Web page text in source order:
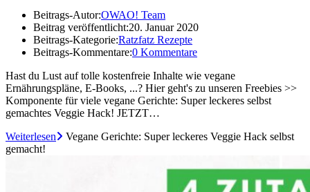
Beitrags-Autor:OWAO! Team
Beitrag veröffentlicht:20. Januar 2020
Beitrags-Kategorie:Ratzfatz Rezepte
Beitrags-Kommentare:0 Kommentare
Hast du Lust auf tolle kostenfreie Inhalte wie vegane
Ernährungspläne, E-Books, ...? Hier geht's zu unseren Freebies >>
Komponente für viele vegane Gerichte: Super leckeres selbst
gemachtes Veggie Hack! JETZT…
Weiterlesen
Vegane Gerichte: Super leckeres Veggie Hack selbst
gemacht!